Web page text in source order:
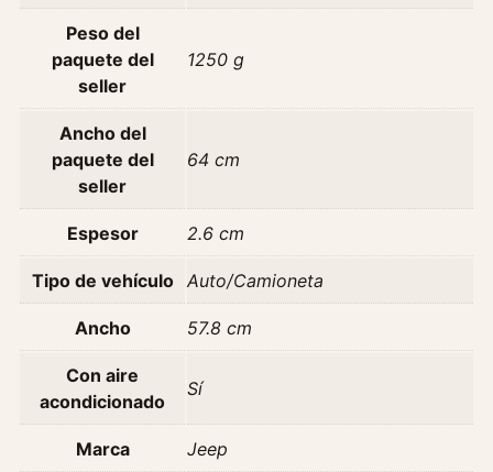
d
Peso del
paquete del
seller
1250 g
Ancho del
paquete del
seller
64 cm
Espesor 2.6 cm
Tipo de vehículo Auto/Camioneta
Ancho 57.8 cm
Con aire
acondicionado
Sí
Marca Jeep